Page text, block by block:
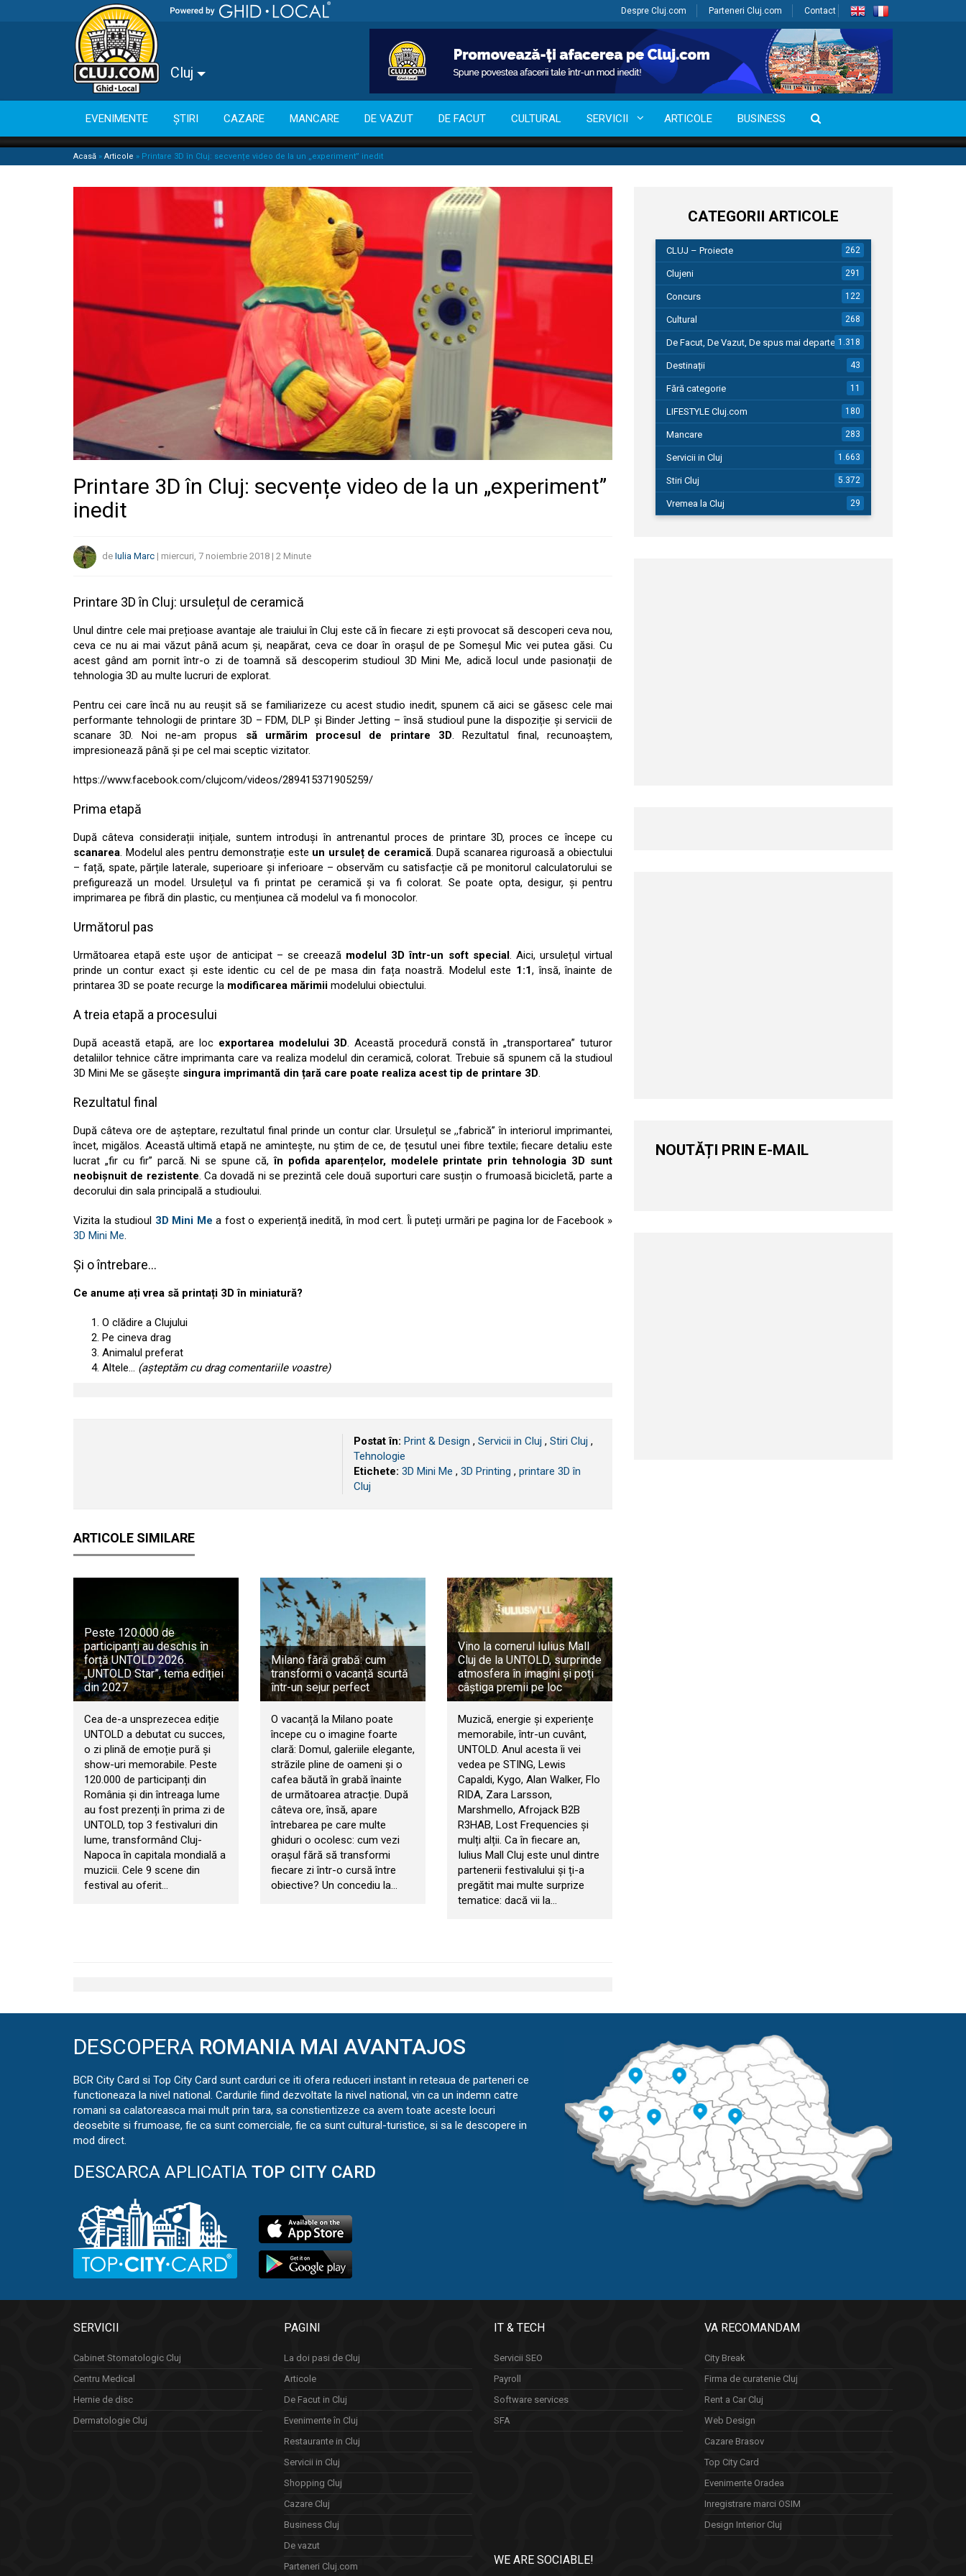
Despre Cluj.com Parteneri Cluj.com Contact
Cluj
EVENIMENTE ȘTIRI CAZARE MANCARE DE VAZUT DE FACUT CULTURAL SERVICII ARTICOLE BUSINESS
Acasă » Articole » Printare 3D în Cluj: secvențe video de la un „experiment” inedit
Printare 3D în Cluj: secvențe video de la un „experiment”
inedit
de Iulia Marc | miercuri, 7 noiembrie 2018 | 2 Minute
Printare 3D în Cluj: ursulețul de ceramică
Unul dintre cele mai prețioase avantaje ale traiului în Cluj este că în fiecare zi ești provocat să descoperi ceva nou,
ceva ce nu ai mai văzut până acum și, neapărat, ceva ce doar în orașul de pe Someșul Mic vei putea găsi. Cu
acest gând am pornit într-o zi de toamnă să descoperim studioul 3D Mini Me, adică locul unde pasionații de
tehnologia 3D au multe lucruri de explorat.
Pentru cei care încă nu au reușit să se familiarizeze cu acest studio inedit, spunem că aici se găsesc cele mai
performante tehnologii de printare 3D – FDM, DLP și Binder Jetting – însă studioul pune la dispoziție și servicii de
scanare 3D. Noi ne-am propus să urmărim procesul de printare 3D. Rezultatul final, recunoaștem,
impresionează până și pe cel mai sceptic vizitator.
https://www.facebook.com/clujcom/videos/289415371905259/
Prima etapă
După câteva considerații inițiale, suntem introduși în antrenantul proces de printare 3D, proces ce începe cu
scanarea. Modelul ales pentru demonstrație este un ursuleț de ceramică. După scanarea riguroasă a obiectului
– față, spate, părțile laterale, superioare și inferioare – observăm cu satisfacție că pe monitorul calculatorului se
prefigurează un model. Ursulețul va fi printat pe ceramică și va fi colorat. Se poate opta, desigur, și pentru
imprimarea pe fibră din plastic, cu mențiunea că modelul va fi monocolor.
Următorul pas
Următoarea etapă este ușor de anticipat – se creează modelul 3D într-un soft special. Aici, ursulețul virtual
prinde un contur exact și este identic cu cel de pe masa din fața noastră. Modelul este 1:1, însă, înainte de
printarea 3D se poate recurge la modificarea mărimii modelului obiectului.
A treia etapă a procesului
După această etapă, are loc exportarea modelului 3D. Această procedură constă în „transportarea” tuturor
detaliilor tehnice către imprimanta care va realiza modelul din ceramică, colorat. Trebuie să spunem că la studioul
3D Mini Me se găsește singura imprimantă din țară care poate realiza acest tip de printare 3D.
Rezultatul final
După câteva ore de așteptare, rezultatul final prinde un contur clar. Ursulețul se ,,fabrică” în interiorul imprimantei,
încet, migălos. Această ultimă etapă ne amintește, nu știm de ce, de țesutul unei fibre textile; fiecare detaliu este
lucrat „fir cu fir” parcă. Ni se spune că,în pofida aparențelor, modelele printate prin tehnologia 3D sunt
neobișnuit de rezistente. Ca dovadă ni se prezintă cele două suporturi care susțin o frumoasă bicicletă, parte a
decorului din sala principală a studioului.
Vizita la studioul 3D Mini Me a fost o experiență inedită, în mod cert. Îi puteți urmări pe pagina lor de Facebook »
3D Mini Me.
Și o întrebare…
Ce anume ați vrea să printați 3D în miniatură?
O clădire a Clujului
Pe cineva drag
Animalul preferat
Altele… (așteptăm cu drag comentariile voastre)
Postat în: Print & Design , Servicii in Cluj , Stiri Cluj ,
Tehnologie
Etichete: 3D Mini Me , 3D Printing , printare 3D în
Cluj
ARTICOLE SIMILARE
Peste 120.000 de
participanți au deschis în
forță UNTOLD 2026.
„UNTOLD Star”, tema ediției
din 2027
Cea de-a unsprezecea ediție
UNTOLD a debutat cu succes,
o zi plină de emoție pură și
show-uri memorabile. Peste
120.000 de participanți din
România și din întreaga lume
au fost prezenți în prima zi de
UNTOLD, top 3 festivaluri din
lume, transformând Cluj-
Napoca în capitala mondială a
muzicii. Cele 9 scene din
festival au oferit…
Milano fără grabă: cum
transformi o vacanță scurtă
într-un sejur perfect
O vacanță la Milano poate
începe cu o imagine foarte
clară: Domul, galeriile elegante,
străzile pline de oameni și o
cafea băută în grabă înainte
de următoarea atracție. După
câteva ore, însă, apare
întrebarea pe care multe
ghiduri o ocolesc: cum vezi
orașul fără să transformi
fiecare zi într-o cursă între
obiective? Un concediu la…
Vino la cornerul Iulius Mall
Cluj de la UNTOLD, surprinde
atmosfera în imagini și poți
câștiga premii pe loc
Muzică, energie și experiențe
memorabile, într-un cuvânt,
UNTOLD. Anul acesta îi vei
vedea pe STING, Lewis
Capaldi, Kygo, Alan Walker, Flo
RIDA, Zara Larsson,
Marshmello, Afrojack B2B
R3HAB, Lost Frequencies și
mulți alții. Ca în fiecare an,
Iulius Mall Cluj este unul dintre
partenerii festivalului și ți-a
pregătit mai multe surprize
tematice: dacă vii la…
CATEGORII ARTICOLE
CLUJ – Proiecte 262
Clujeni 291
Concurs 122
Cultural 268
De Facut, De Vazut, De spus mai departe…1.318
Destinații 43
Fără categorie 11
LIFESTYLE Cluj.com 180
Mancare 283
Servicii in Cluj 1.663
Stiri Cluj 5.372
Vremea la Cluj 29
NOUTĂȚI PRIN E-MAIL
DESCOPERA ROMANIA MAI AVANTAJOS
BCR City Card si Top City Card sunt carduri ce iti ofera reduceri instant in reteaua de parteneri ce
functioneaza la nivel national. Cardurile fiind dezvoltate la nivel national, vin ca un indemn catre
romani sa calatoreasca mai mult prin tara, sa constientizeze ca avem toate aceste locuri
deosebite si frumoase, fie ca sunt comerciale, fie ca sunt cultural-turistice, si sa le descopere in
mod direct.
DESCARCA APLICATIA TOP CITY CARD
SERVICII
Cabinet Stomatologic Cluj
Centru Medical
Hernie de disc
Dermatologie Cluj
PAGINI
La doi pasi de Cluj
Articole
De Facut in Cluj
Evenimente în Cluj
Restaurante in Cluj
Servicii in Cluj
Shopping Cluj
Cazare Cluj
Business Cluj
De vazut
Parteneri Cluj.com
IT & TECH
Servicii SEO
Payroll
Software services
SFA
VA RECOMANDAM
City Break
Firma de curatenie Cluj
Rent a Car Cluj
Web Design
Cazare Brasov
Top City Card
Evenimente Oradea
Inregistrare marci OSIM
Design Interior Cluj
WE ARE SOCIABLE!